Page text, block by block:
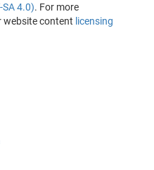
SA 4.0). For more
website content licensing